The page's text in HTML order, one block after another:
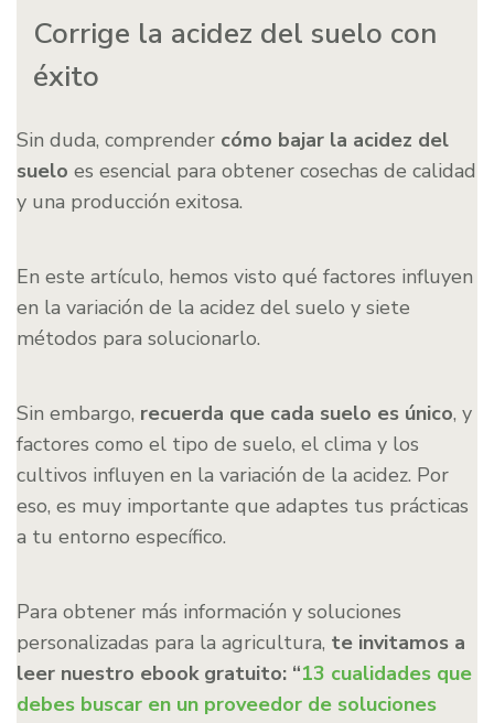
Corrige la acidez del suelo con
éxito
Sin duda, comprender cómo bajar la acidez del
suelo es esencial para obtener cosechas de calidad
y una producción exitosa.
En este artículo, hemos visto qué factores influyen
en la variación de la acidez del suelo y siete
métodos para solucionarlo.
Sin embargo, recuerda que cada suelo es único, y
factores como el tipo de suelo, el clima y los
cultivos influyen en la variación de la acidez. Por
eso, es muy importante que adaptes tus prácticas
a tu entorno específico.
Para obtener más información y soluciones
personalizadas para la agricultura, te invitamos a
leer nuestro ebook gratuito: “13 cualidades que
debes buscar en un proveedor de soluciones